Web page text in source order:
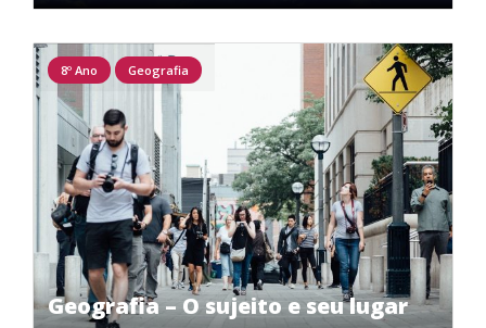
Geografia – O sujeito e seu lugar
8º Ano Geografia